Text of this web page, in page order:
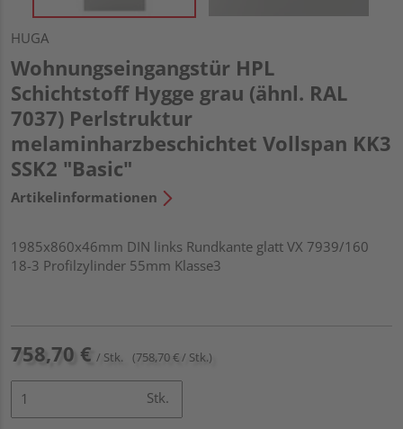
HUGA
Wohnungseingangstür HPL
Schichtstoff Hygge grau (ähnl. RAL
7037) Perlstruktur
melaminharzbeschichtet Vollspan KK3
SSK2 "Basic"
Artikelinformationen
1985x860x46mm DIN links Rundkante glatt VX 7939/160
18-3 Profilzylinder 55mm Klasse3
758,70 € / Stk. (758,70 € / Stk.)
Stk.